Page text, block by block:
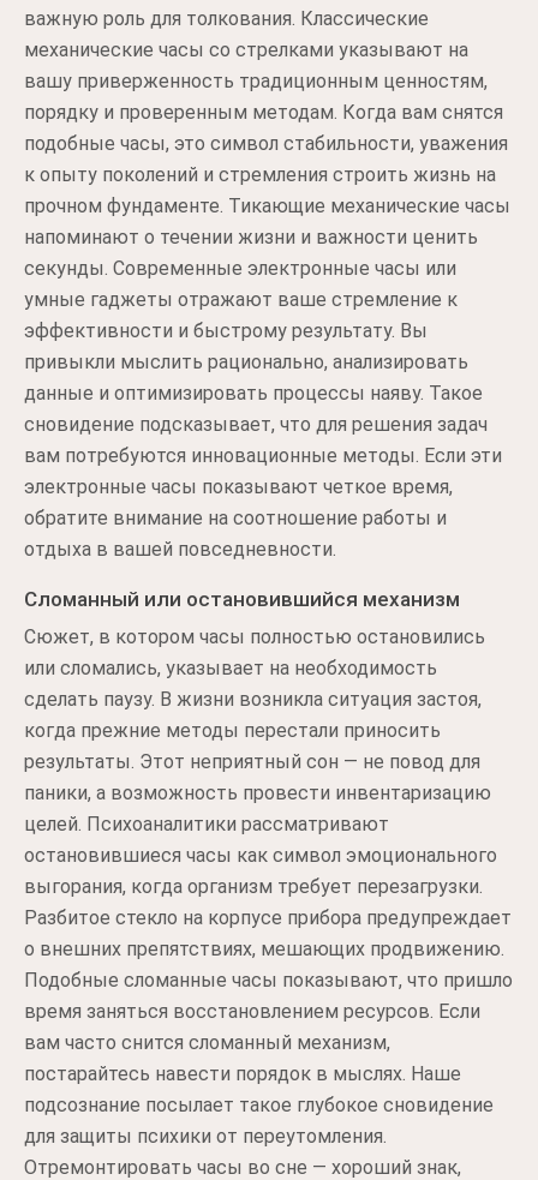
важную роль для толкования. Классические
механические часы со стрелками указывают на
вашу приверженность традиционным ценностям,
порядку и проверенным методам. Когда вам снятся
подобные часы, это символ стабильности, уважения
к опыту поколений и стремления строить жизнь на
прочном фундаменте. Тикающие механические часы
напоминают о течении жизни и важности ценить
секунды. Современные электронные часы или
умные гаджеты отражают ваше стремление к
эффективности и быстрому результату. Вы
привыкли мыслить рационально, анализировать
данные и оптимизировать процессы наяву. Такое
сновидение подсказывает, что для решения задач
вам потребуются инновационные методы. Если эти
электронные часы показывают четкое время,
обратите внимание на соотношение работы и
отдыха в вашей повседневности.
Сломанный или остановившийся механизм
Сюжет, в котором часы полностью остановились
или сломались, указывает на необходимость
сделать паузу. В жизни возникла ситуация застоя,
когда прежние методы перестали приносить
результаты. Этот неприятный сон — не повод для
паники, а возможность провести инвентаризацию
целей. Психоаналитики рассматривают
остановившиеся часы как символ эмоционального
выгорания, когда организм требует перезагрузки.
Разбитое стекло на корпусе прибора предупреждает
о внешних препятствиях, мешающих продвижению.
Подобные сломанные часы показывают, что пришло
время заняться восстановлением ресурсов. Если
вам часто снится сломанный механизм,
постарайтесь навести порядок в мыслях. Наше
подсознание посылает такое глубокое сновидение
для защиты психики от переутомления.
Отремонтировать часы во сне — хороший знак,